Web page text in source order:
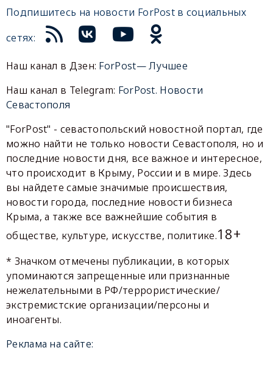
Подпишитесь на новости ForPost в социальных
сетях:
Наш канал в Дзен: ForPost— Лучшее
Наш канал в Telegram: ForPost. Новости
Севастополя
"ForPost" - севастопольский новостной портал, где
можно найти не только новости Севастополя, но и
последние новости дня, все важное и интересное,
что происходит в Крыму, России и в мире. Здесь
вы найдете самые значимые происшествия,
новости города, последние новости бизнеса
Крыма, а также все важнейшие события в
обществе, культуре, искусстве, политике.18+
* Значком отмечены публикации, в которых
упоминаются запрещенные или признанные
нежелательными в РФ/террористические/
экстремистские организации/персоны и
иноагенты.
Реклама на сайте: